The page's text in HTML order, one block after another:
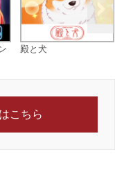
殿と犬
こちら